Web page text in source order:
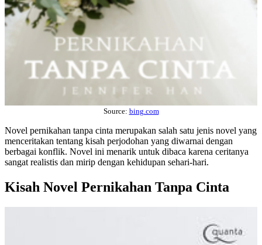
Source: bing.com
Novel pernikahan tanpa cinta merupakan salah satu jenis novel yang
menceritakan tentang kisah perjodohan yang diwarnai dengan
berbagai konflik. Novel ini menarik untuk dibaca karena ceritanya
sangat realistis dan mirip dengan kehidupan sehari-hari.
Kisah Novel Pernikahan Tanpa Cinta